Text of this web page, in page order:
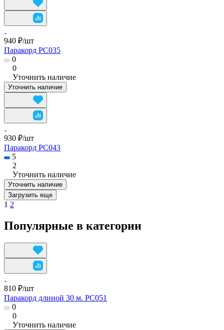
940 ₽/шт
Паракорд PC035
0
0
Уточнить наличие
Уточнить наличие
930 ₽/шт
Паракорд PC043
5
2
Уточнить наличие
Уточнить наличие
Загрузить еще
1 2
Популярные в категории
810 ₽/шт
Паракорд длиной 30 м. PC051
0
0
Уточнить наличие